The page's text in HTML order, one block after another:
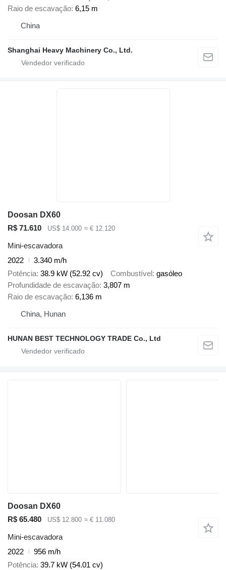
Raio de escavação 6,15 m
China
Shanghai Heavy Machinery Co., Ltd.
Doosan DX60
R$ 71.610
US$ 14.000 ≈ € 12.120
Mini-escavadora
2022
3.340 m/h
Potência 38.9 kW (52.92 cv) Combustível gasóleo
Profundidade de escavação 3,807 m
Raio de escavação 6,136 m
China, Hunan
HUNAN BEST TECHNOLOGY TRADE Co., Ltd
Doosan DX60
R$ 65.480
US$ 12.800 ≈ € 11.080
Mini-escavadora
2022
956 m/h
Potência 39.7 kW (54.01 cv)